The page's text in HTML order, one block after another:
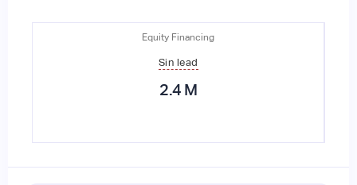
Equity Financing
Sin lead
2.4 M